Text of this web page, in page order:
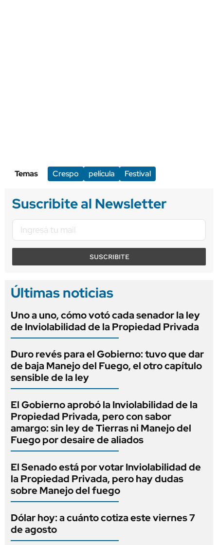
Temas Crespo película Festival
Suscribite al Newsletter
SUSCRIBITE
Últimas noticias
Uno a uno, cómo votó cada senador la ley
de Inviolabilidad de la Propiedad Privada
Duro revés para el Gobierno: tuvo que dar
de baja Manejo del Fuego, el otro capítulo
sensible de la ley
El Gobierno aprobó la Inviolabilidad de la
Propiedad Privada, pero con sabor
amargo: sin ley de Tierras ni Manejo del
Fuego por desaire de aliados
El Senado está por votar Inviolabilidad de
la Propiedad Privada, pero hay dudas
sobre Manejo del fuego
Dólar hoy: a cuánto cotiza este viernes 7
de agosto